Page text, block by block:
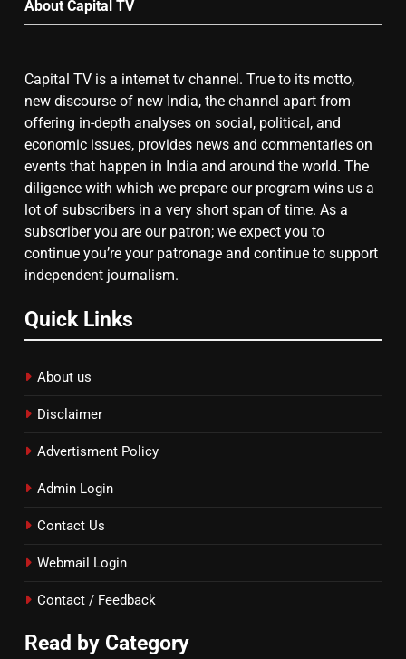
बढ़ा पंचायतों का बजट
7
गाजा युद्धविराम को लेकर बड़ी खबरें
8
चुनाव से पहले लालू परिवार पर बड़ा झटका,
दिल्ली कोर्ट ने IRCTC घोटाले में आरोप
तय किए
About Capital TV
Capital TV is a internet tv channel. True to its motto,
new discourse of new India, the channel apart from
offering in-depth analyses on social, political, and
economic issues, provides news and commentaries on
events that happen in India and around the world. The
diligence with which we prepare our program wins us a
lot of subscribers in a very short span of time. As a
subscriber you are our patron; we expect you to
continue you’re your patronage and continue to support
independent journalism.
Quick Links
About us
Disclaimer
Advertisment Policy
Admin Login
Contact Us
Webmail Login
Contact / Feedback
Read by Category